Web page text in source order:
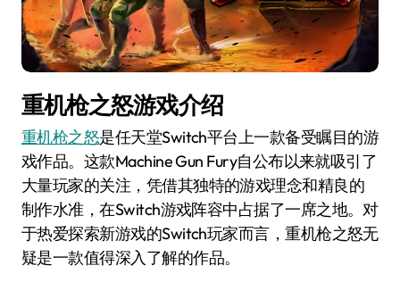
重机枪之怒游戏介绍
重机枪之怒是任天堂Switch平台上一款备受瞩目的游
戏作品。这款Machine Gun Fury自公布以来就吸引了
大量玩家的关注，凭借其独特的游戏理念和精良的
制作水准，在Switch游戏阵容中占据了一席之地。对
于热爱探索新游戏的Switch玩家而言，重机枪之怒无
疑是一款值得深入了解的作品。